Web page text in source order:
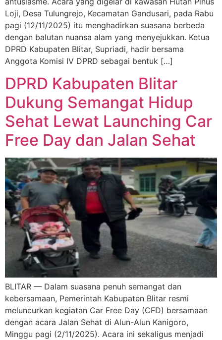
Loji, Desa Tulungrejo, Kecamatan Gandusari, pada Rabu
pagi (12/11/2025) itu menghadirkan suasana berbeda
dengan balutan nuansa alam yang menyejukkan. Ketua
DPRD Kabupaten Blitar, Supriadi, hadir bersama
Anggota Komisi IV DPRD sebagai bentuk […]
DPRD Kabupaten Blitar
Dukung Semangat Hidup
Sehat Lewat Launching Car
Free Day dan Jalan Sehat
BLITAR — Dalam suasana penuh semangat dan
kebersamaan, Pemerintah Kabupaten Blitar resmi
meluncurkan kegiatan Car Free Day (CFD) bersamaan
dengan acara Jalan Sehat di Alun-Alun Kanigoro,
Minggu pagi (2/11/2025). Acara ini sekaligus menjadi